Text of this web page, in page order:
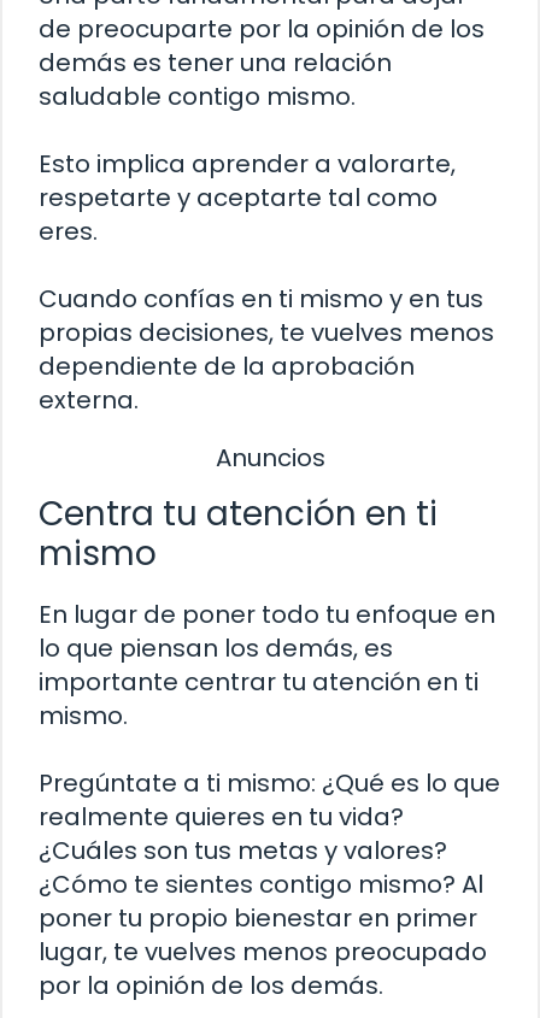
de preocuparte por la opinión de los
demás es tener una relación
saludable contigo mismo.
Esto implica aprender a valorarte,
respetarte y aceptarte tal como
eres.
Cuando confías en ti mismo y en tus
propias decisiones, te vuelves menos
dependiente de la aprobación
externa.
Anuncios
Centra tu atención en ti
mismo
En lugar de poner todo tu enfoque en
lo que piensan los demás, es
importante centrar tu atención en ti
mismo.
Pregúntate a ti mismo: ¿Qué es lo que
realmente quieres en tu vida?
¿Cuáles son tus metas y valores?
¿Cómo te sientes contigo mismo? Al
poner tu propio bienestar en primer
lugar, te vuelves menos preocupado
por la opinión de los demás.